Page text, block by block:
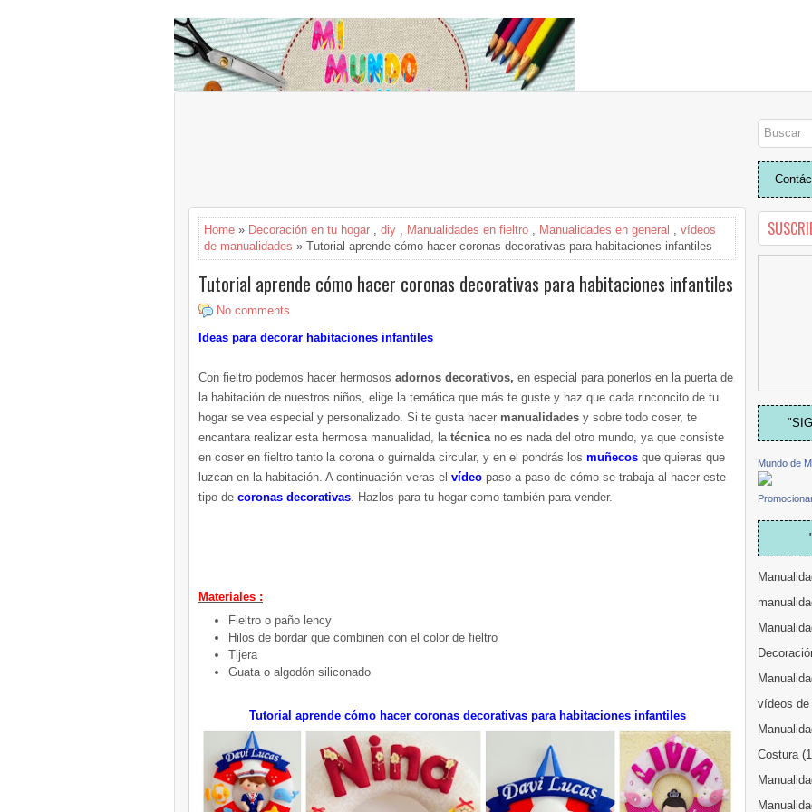
Home » Decoración en tu hogar , diy , Manualidades en fieltro , Manualidades en general , vídeos
de manualidades » Tutorial aprende cómo hacer coronas decorativas para habitaciones infantiles
Tutorial aprende cómo hacer coronas decorativas para habitaciones infantiles
No comments
Ideas para decorar habitaciones infantiles
Con fieltro podemos hacer hermosos adornos decorativos, en especial para ponerlos en la puerta de
la habitación de nuestros niños, elige la temática que más te guste y haz que cada rinconcito de tu
hogar se vea especial y personalizado. Si te gusta hacer manualidades y sobre todo coser, te
encantara realizar esta hermosa manualidad, latécnica no es nada del otro mundo, ya que consiste
en coser en fieltro tanto la corona o guirnalda circular, y en el pondrás los muñecos que quieras que
luzcan en la habitación. A continuación veras el vídeo paso a paso de cómo se trabaja al hacer este
tipo de coronas decorativas. Hazlos para tu hogar como también para vender.
Materiales :
Fieltro o paño lency
Hilos de bordar que combinen con el color de fieltro
Tijera
Guata o algodón siliconado
Tutorial aprende cómo hacer coronas decorativas para habitaciones infantiles
Mundo de
vídeos de
Costura